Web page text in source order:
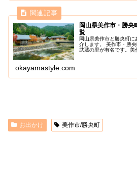
岡山県美作市・勝央
覧
岡山県美作市と勝央町
介します。 美作市・勝
武蔵の里が有名です。美
okayamastyle.com
お出かけ 美作市/勝央町